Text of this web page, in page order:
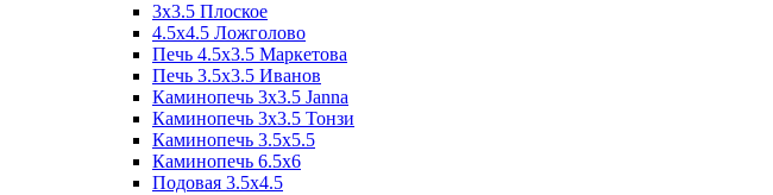
3x3.5 Плоское
4.5x4.5 Ложголово
Печь 4.5x3.5 Маркетова
Печь 3.5x3.5 Иванов
Каминопечь 3x3.5 Janna
Каминопечь 3x3.5 Тонзи
Каминопечь 3.5х5.5
Каминопечь 6.5x6
Подовая 3.5х4.5